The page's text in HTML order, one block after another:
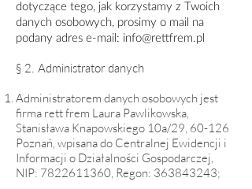
dotyczące tego, jak korzystamy z Twoich
danych osobowych, prosimy o mail na
podany adres e-mail: info@rettfrem.pl
§ 2. Administrator danych
Administratorem danych osobowych jest
firma rett frem Laura Pawlikowska,
Stanisława Knapowskiego 10a/29, 60-126
Poznań, wpisana do Centralnej Ewidencji i
Informacji o Działalności Gospodarczej,
NIP: 7822611360, Regon: 363843243;